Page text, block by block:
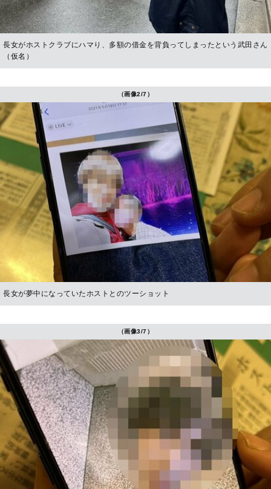
長女がホストクラブにハマり、多額の借金を背負ってしまったという武田さん
（仮名）
（画像2/7）
長女が夢中になっていたホストとのツーショット
（画像3/7）